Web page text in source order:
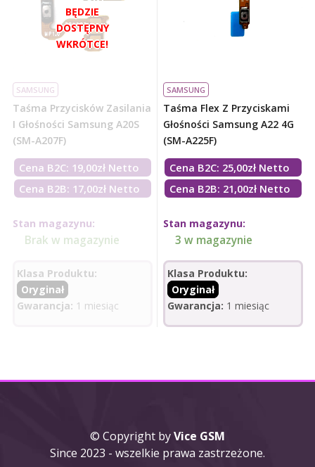
SAMSUNG
Taśma Przycisków Zasilania
I Głośności Samsung A20S
(SM-A207F)
Cena B2C: 19,00zł Netto
Cena B2B: 17,00zł Netto
Stan magazynu:
Brak w magazynie
Klasa Produktu:
Oryginał
Gwarancja: 1 miesiąc
SAMSUNG
Taśma Flex Z Przyciskami
Głośności Samsung A22 4G
(SM-A225F)
Cena B2C: 25,00zł Netto
Cena B2B: 21,00zł Netto
Stan magazynu:
3 w magazynie
Klasa Produktu:
Oryginał
Gwarancja: 1 miesiąc
© Copyright byVice GSM
Since 2023 - wszelkie prawa zastrzeżone.